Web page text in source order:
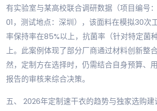
有实验室与某高校联合调研数据（项目编号
01，测试地点：深圳），该面料在模拟30次
率保持率在85%以上，抗菌率（针对特定菌
上。此案例体现了部分厂商通过材料创新整
然，定制方在选择时，仍需结合自身预算、
报告的审核来综合决策。
五、 2026年定制速干衣的趋势与独家选购建